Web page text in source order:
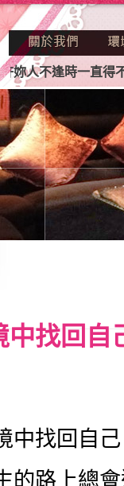
時一直得不到老
中找回自
中找回自
的路上總